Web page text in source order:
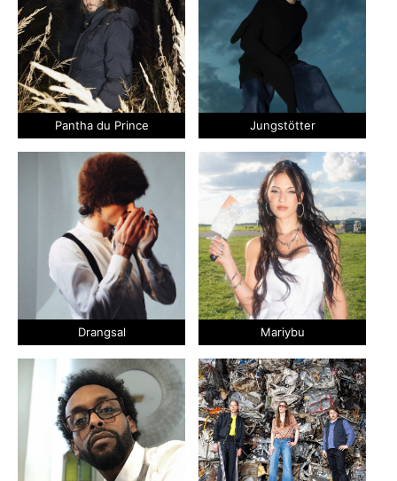
Pantha du Prince Jungstötter
Drangsal Mariybu